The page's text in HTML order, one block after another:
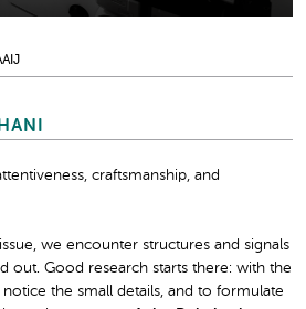
craftsmanship, and
we encounter structures and signals
out. Good research starts there: with the
the small details, and to formulate